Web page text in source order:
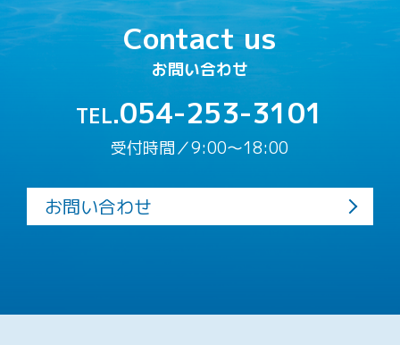
Contact us
お問い合わせ
TEL.054-253-3101
受付時間／9:00〜18:00
お問い合わせ